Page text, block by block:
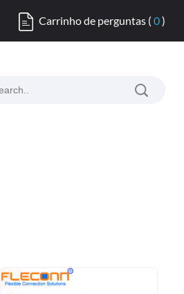
Carrinho de perguntas (0)